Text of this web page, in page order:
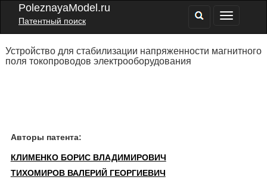
PoleznayaModel.ru
Патентный поиск
Устройство для стабилизации напряженности магнитного
поля токопроводов электрооборудования
Авторы патента:
КЛИМЕНКО БОРИС ВЛАДИМИРОВИЧ
ТИХОМИРОВ ВАЛЕРИЙ ГЕОРГИЕВИЧ